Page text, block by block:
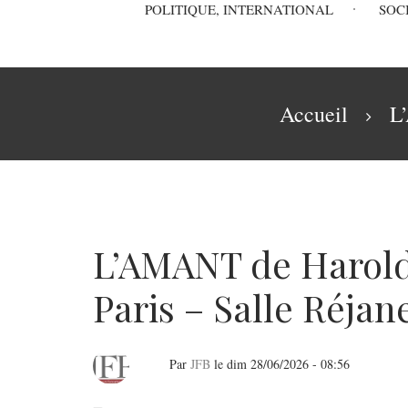
MainPOLITIQUE, INTERNATIONAL
Accueil
L’AMANT de
Paris – Salle
L’AMANT
Par JFB le dim 28/06/2026 - 08:56